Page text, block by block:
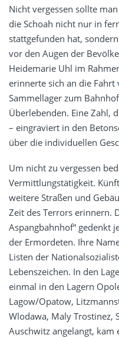
Nicht vergessen sollte
die Schoah nicht nur in
stattgefunden hat,
vor den Augen der
Heidemarie Uhl im
erinnerte sich an die
Sammellager zum
Überlebenden. Eine Zahl,
– eingraviert in den
über die individuellen
Um nicht zu vergessen
Vermittlungstätigkeit.
weitere Straßen und
Zeit des Terrors erinnern.
Aspangbahnhof“ gedenkt
der Ermordeten. Ihre
Listen der
Lebenszeichen. In den
einmal in den Lagern
Lagow/Opatow,
Wlodawa, Maly Trostinez,
Auschwitz angelangt, kam